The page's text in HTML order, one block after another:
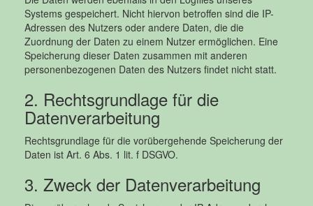
Systems gespeichert. Nicht hiervon betroffen sind die IP-
Adressen des Nutzers oder andere Daten, die die
Zuordnung der Daten zu einem Nutzer ermöglichen. Eine
Speicherung dieser Daten zusammen mit anderen
personenbezogenen Daten des Nutzers findet nicht statt.
2. Rechtsgrundlage für die
Datenverarbeitung
Rechtsgrundlage für die vorübergehende Speicherung der
Daten ist Art. 6 Abs. 1 lit. f DSGVO.
3. Zweck der Datenverarbeitung